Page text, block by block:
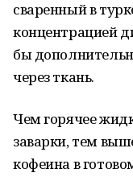
сваренный в
концентрацией
бы
через ткань.
Чем горячее
заварки, тем
кофеина в